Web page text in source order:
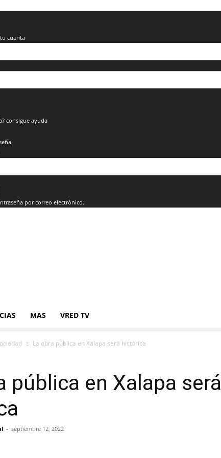
cuenta
consigue ayuda
por correo electrónico.
MAS VRED TV
La obra pública en Xalapa será histórica
pública en Xalapa será
- septiembre 12, 2022